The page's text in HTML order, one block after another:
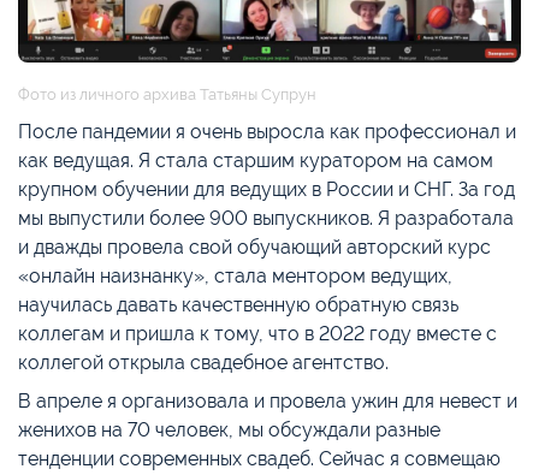
Фото из личного архива Татьяны Супрун
После пандемии я очень выросла как профессионал и
как ведущая. Я стала старшим куратором на самом
крупном обучении для ведущих в России и СНГ. За год
мы выпустили более 900 выпускников. Я разработала
и дважды провела свой обучающий авторский курс
«онлайн наизнанку», стала ментором ведущих,
научилась давать качественную обратную связь
коллегам и пришла к тому, что в 2022 году вместе с
коллегой открыла свадебное агентство.
В апреле я организовала и провела ужин для невест и
женихов на 70 человек, мы обсуждали разные
тенденции современных свадеб. Сейчас я совмещаю